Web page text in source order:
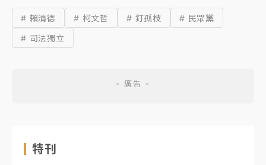
# 賴清德 # 柯文哲 # 釘孤枝
# 民眾黨
# 司法獨立
特刊